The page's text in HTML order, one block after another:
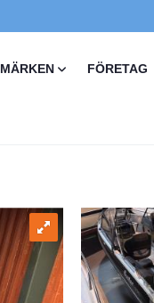
MÄRKEN FÖRETAG